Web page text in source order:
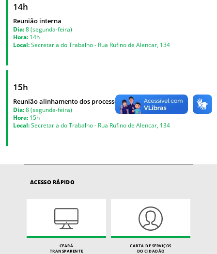
14h
Reunião interna
Dia:8 (segunda-feira)
Hora: 14h
Local:Secretaria do Trabalho - Rua Rufino de Alencar, 134
15h
Reunião alinhamento dos processos
Dia:8 (segunda-feira)
Hora: 15h
Local:Secretaria do Trabalho - Rua Rufino de Alencar, 134
ACESSO RÁPIDO
CEARÁ
TRANSPARENTE
CARTA DE SERVIÇOS
DO CIDADÃO